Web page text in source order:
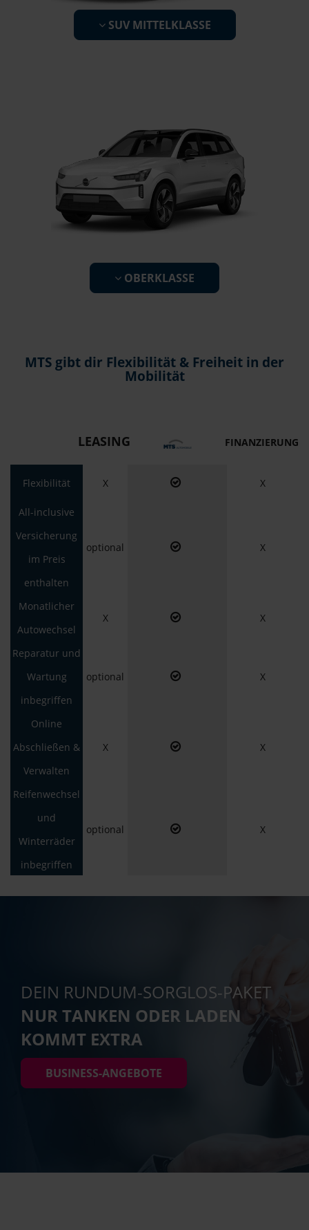
SUV MITTELKLASSE
OBERKLASSE
MTS gibt dir Flexibilität & Freiheit in der
Mobilität
LEASING FINANZIERUNG
Flexibilität X X
All-inclusive
Versicherung
im Preis
enthalten
optional X
Monatlicher
Autowechsel
X X
Reparatur und
Wartung
inbegriffen
optional X
Online
Abschließen &
Verwalten
X X
Reifenwechsel
und
Winterräder
inbegriffen
optional X
DEIN RUNDUM-SORGLOS-PAKET
NUR TANKEN ODER LADEN
KOMMT EXTRA
BUSINESS-ANGEBOTE